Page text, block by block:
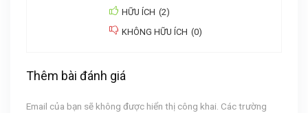
HỮU ÍCH (2)
KHÔNG HỮU ÍCH (0)
Thêm bài đánh giá
Email của bạn sẽ không được hiển thị công khai. Các trường